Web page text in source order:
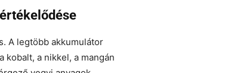
A legtöbb akkumulátor
a nikkel, a mangán